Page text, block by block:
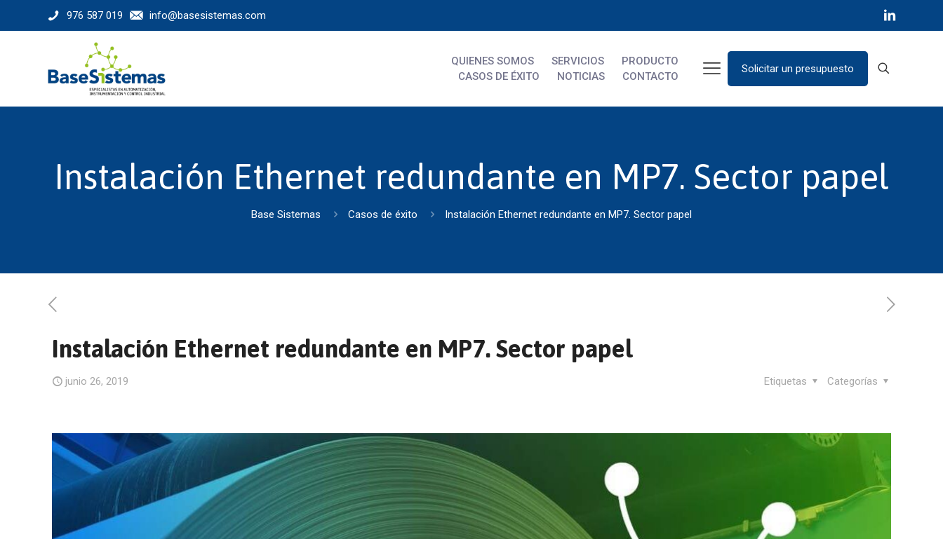
976 587 019 info@basesistemas.com
QUIENES SOMOS SERVICIOS
PRODUCTO
CASOS DE ÉXITO
NOTICIAS CONTACTO
Solicitar un presupuesto
Instalación Ethernet redundante en MP7. Sector papel
Base Sistemas Casos de éxito Instalación Ethernet redundante en MP7. Sector papel
Instalación Ethernet redundante en MP7. Sector papel
junio 26, 2019 Categorías
Etiquetas